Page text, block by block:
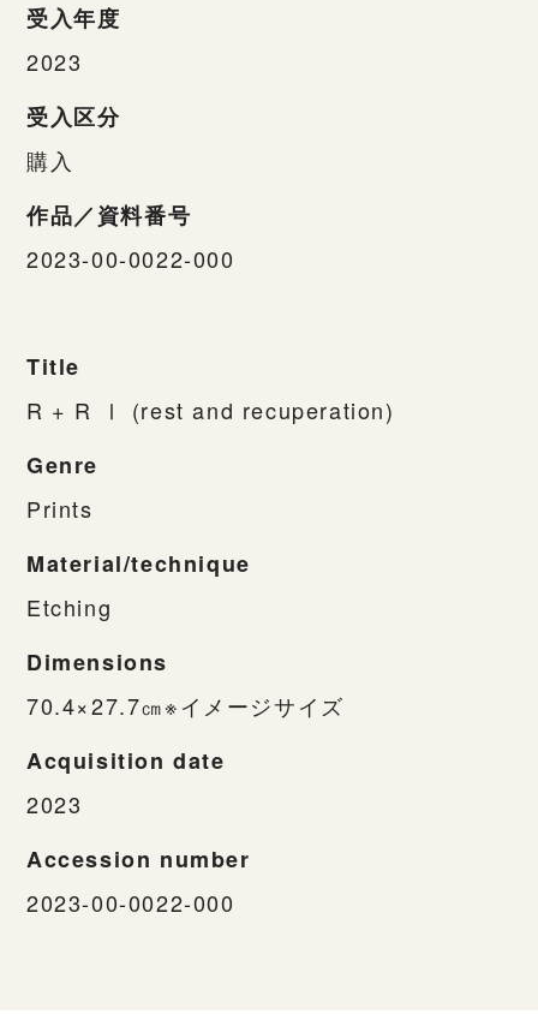
受入年度
2023
受入区分
購入
作品／資料番号
2023-00-0022-000
Title
R + R Ⅰ (rest and recuperation)
Genre
Prints
Material/technique
Etching
Dimensions
70.4×27.7㎝※イメージサイズ
Acquisition date
2023
Accession number
2023-00-0022-000